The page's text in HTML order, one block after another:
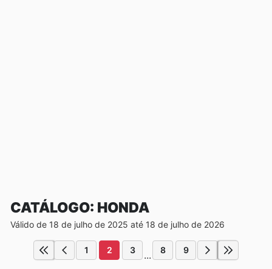
CATÁLOGO: HONDA
Válido de 18 de julho de 2025 até 18 de julho de 2026
1 2 3 ... 8 9